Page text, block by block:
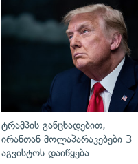
ტრამპის განცხადებით,
ირანთან მოლაპარაკებები 3
აგვისტოს დაიწყება